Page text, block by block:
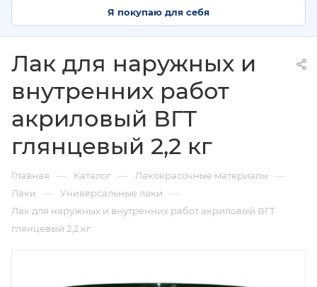
Я покупаю для себя
Лак для наружных и
внутренних работ
акриловый ВГТ
глянцевый 2,2 кг
Главная — Каталог — Лакокрасочные материалы —
Лаки — Универсальные лаки —
Лак для наружных и внутренних работ акриловый ВГТ
глянцевый 2,2 кг